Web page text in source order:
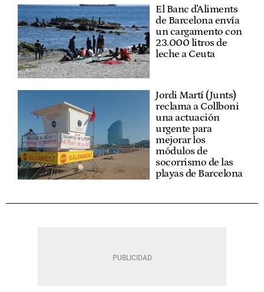
El Banc d'Aliments
de Barcelona envía
un cargamento con
23.000 litros de
leche a Ceuta
Jordi Martí (Junts)
reclama a Collboni
una actuación
urgente para
mejorar los
módulos de
socorrismo de las
playas de Barcelona